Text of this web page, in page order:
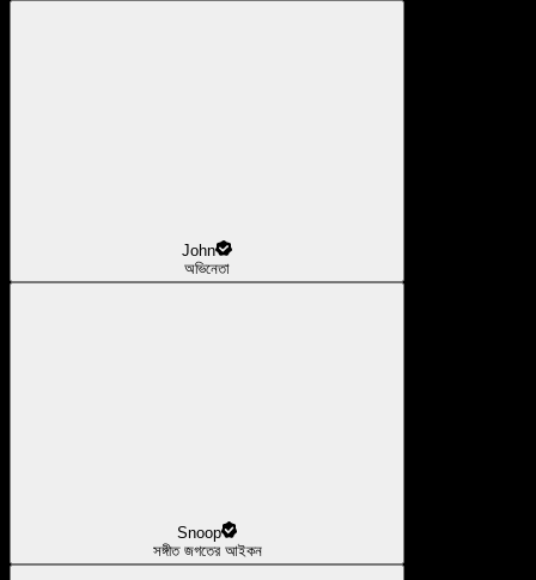
John
অভিনেতা
Snoop
সঙ্গীত জগতের আইকন